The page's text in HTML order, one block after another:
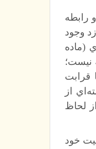
رابطه
وجود
ق. م.) و نيز داوري (ماده
نيست؛
قرابت
از
لحاظ
خود